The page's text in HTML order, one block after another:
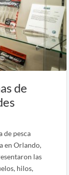
de
de pesca
en Orlando,
las
hilos,